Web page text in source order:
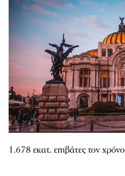
1.678 εκατ. επιβάτες τον χρόνο